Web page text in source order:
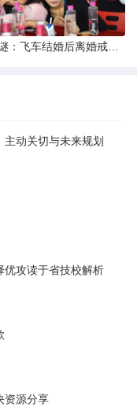
动关切与未来规划
攻读于省技校解析
资源分享